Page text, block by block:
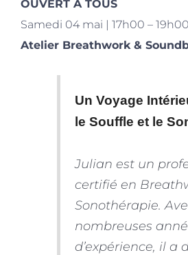
OUVERT À TOUS
Samedi 04 mai | 17h00 – 19h00
Atelier Breathwork &
Un Voyage
le Souffle et le
Julian est un
certifié en
Sonothérapie.
nombreuses
d’expérience, il a